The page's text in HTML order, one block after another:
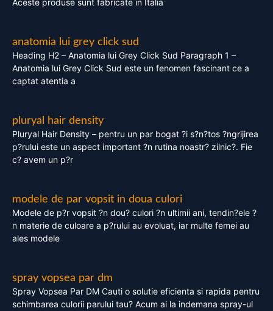
Aceste produse sunt fabricate in Italia
anatomia lui grey click sud
Heading H2 – Anatomia lui Grey Click Sud Paragraph 1 –
Anatomia lui Grey Click Sud este un fenomen fascinant ce a
captat atentia a
pluryal hair density
Pluryal Hair Density – pentru un par bogat ?i s?n?tos ?ngrijirea
p?rului este un aspect important ?n rutina noastr? zilnic?. Fie
c? avem un p?r
modele de par vopsit in doua culori
Modele de p?r vopsit ?n dou? culori ?n ultimii ani, tendin?ele ?
n materie de culoare a p?rului au evoluat, iar multe femei au
ales modele
spray vopsea par dm
Spray Vopsea Par DM Cauti o solutie eficienta si rapida pentru
schimbarea culorii parului tau? Acum ai la indemana spray-ul